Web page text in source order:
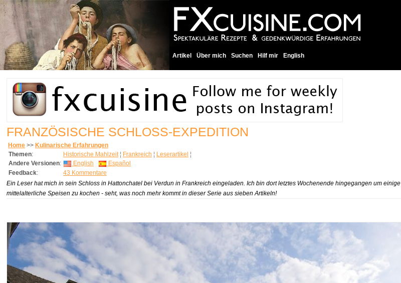
Artikel Über mich Suchen Hilf mir English
FRANZÖSISCHE SCHLOSS-EXPEDITION
Home >> Kulinarische Erfahrungen
Themen: Historische Mahlzeit¦ Frankreich ¦ Leserartikel ¦
Andere Versionen: English
Español
Feedback: 43 Kommentare
Ein Leser hat mich in sein Schloss in Hattonchatel bei Verdun in Frankreich eingeladen. Ich bin dort letztes Wochenende hingegangen um einige
mittelalterliche Speisen zu kochen - seht, was noch mehr kommt in dieser Serie aus sieben Artikeln!